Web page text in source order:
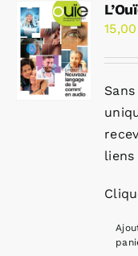
15,00
liens